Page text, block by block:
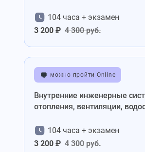
104 часа + экзамен
3 200 ₽ 4 300 руб.
можно пройти Online
Внутренние инженерные
отопления, вентиляции,
104 часа + экзамен
3 200 ₽ 4 300 руб.